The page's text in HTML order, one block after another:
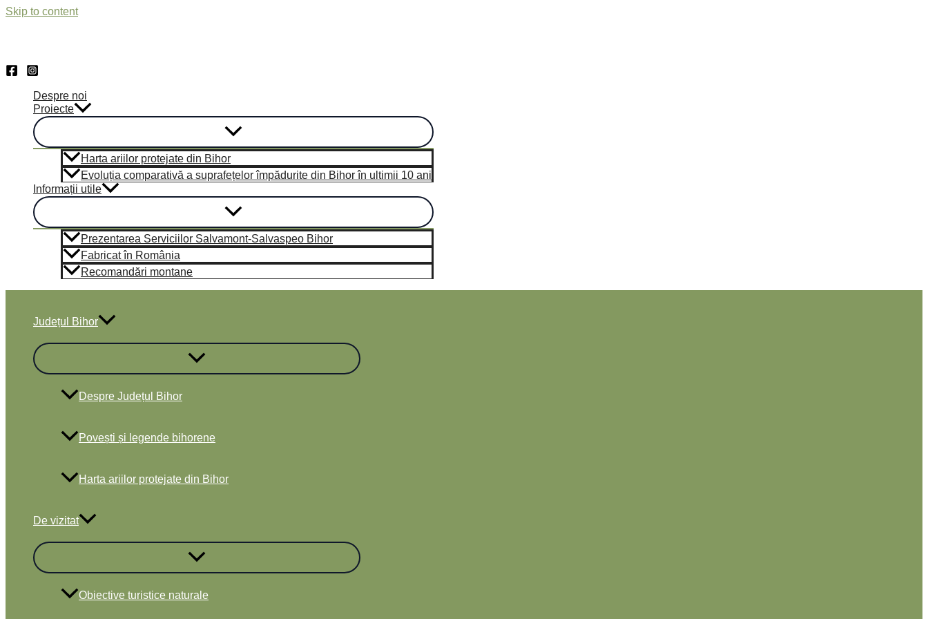
Skip to content
Despre noi
Proiecte
Harta ariilor protejate din Bihor
Evoluția comparativă a suprafețelor împădurite din Bihor în ultimii 10 ani
Informații utile
Prezentarea Serviciilor Salvamont-Salvaspeo Bihor
Fabricat în România
Recomandări montane
Județul Bihor
Despre Județul Bihor
Povești și legende bihorene
Harta ariilor protejate din Bihor
De vizitat
Obiective turistice naturale